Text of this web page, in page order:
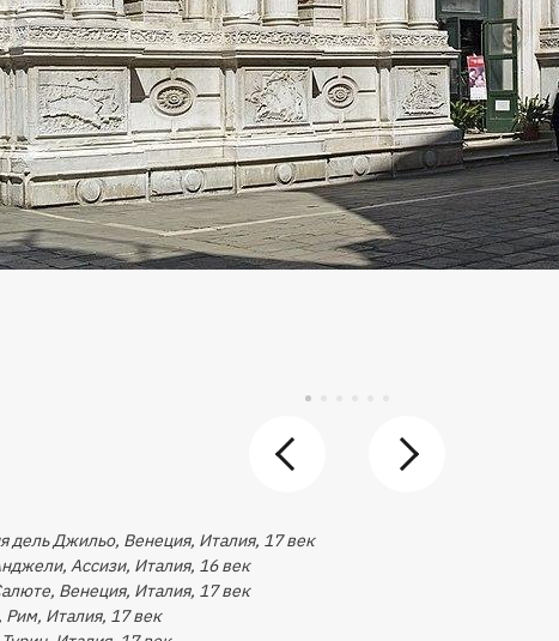
дель Джильо, Венеция, Италия, 17 век
Ассизи, Италия, 16 век
Венеция, Италия, 17 век
Рим, Италия, 17 век